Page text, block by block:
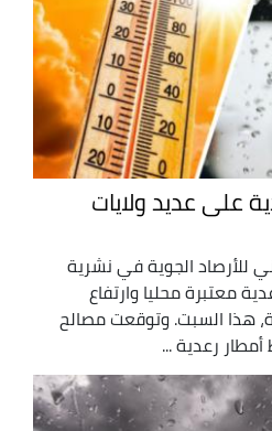
على عديد ولايات
الجوية في نشرية
معتبرة محليا وارتفاع
السبت. وتوقعت مصالح
رعدية ...